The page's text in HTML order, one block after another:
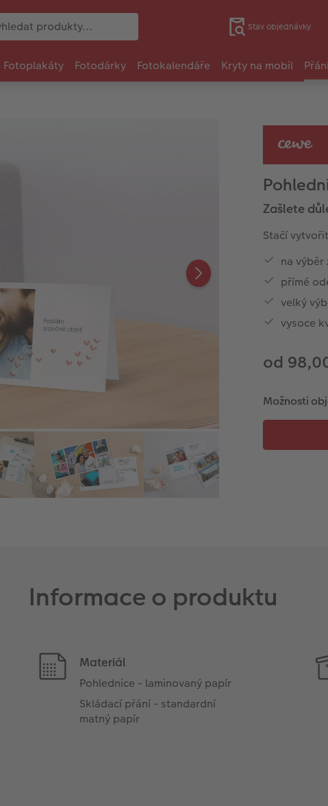
Stav objednávky
Fotoplakáty Fotodárky Fotokalendáře Kryty na mobil
Zašlete
Stačí
na
přímé
velký
vysoce
od
Možnosti
Informace o produktu
Materiál
Pohlednice - laminovaný papír
Skládací přání - standardní
matný papír